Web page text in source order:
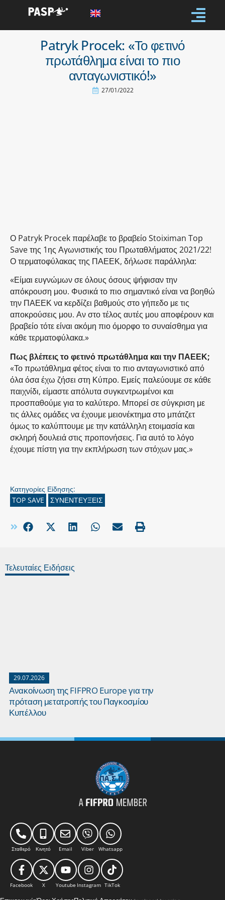
Patryk Procek: «Το φετινό
πρωτάθλημα είναι το πιο
ανταγωνιστικό!»
27/01/2022
Ο Patryk Procek παρέλαβε το βραβείο Stoiximan Top
Save της 1ης Αγωνιστικής του Πρωταθλήματος 2021/22!
Ο τερματοφύλακας της ΠΑΕΕΚ, δήλωσε παράλληλα:
«Είμαι ευγνώμων σε όλους όσους ψήφισαν την
απόκρουση μου. Φυσικά το πιο σημαντικό είναι να βοηθώ
την ΠΑΕΕΚ να κερδίζει βαθμούς στο γήπεδο με τις
αποκρούσεις μου. Αν στο τέλος αυτές μου αποφέρουν και
βραβείο τότε είναι ακόμη πιο όμορφο το συναίσθημα για
κάθε τερματοφύλακα.»
Πως βλέπεις το φετινό πρωτάθλημα και την ΠΑΕΕΚ;
«Το πρωτάθλημα φέτος είναι το πιο ανταγωνιστικό από
όλα όσα έχω ζήσει στη Κύπρο. Εμείς παλεύουμε σε κάθε
παιχνίδι, είμαστε απόλυτα συγκεντρωμένοι και
προσπαθούμε για το καλύτερο. Μπορεί σε σύγκριση με
τις άλλες ομάδες να έχουμε μειονέκτημα στο μπάτζετ
όμως το καλύπτουμε με την κατάλληλη ετοιμασία και
σκληρή δουλειά στις προπονήσεις. Για αυτό το λόγο
έχουμε πίστη για την εκπλήρωση των στόχων μας.»
Κατηγορίες Είδησης:
TOP SAVE
ΣΥΝΕΝΤΕΥΞΕΙΣ
Τελευταίες Ειδήσεις
29.07.2026
Ανακοίνωση της FIFPRO Europe για την
πρόταση μετατροπής του Παγκοσμίου
Κυπέλλου
Σταθερό Κινητό Email Viber Whatsapp
Facebook X Youtube Instagram TikTok